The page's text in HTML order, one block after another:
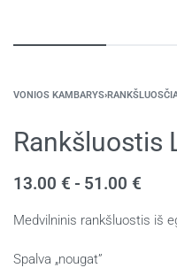
VONIOS KAMBARYS›
Rankšluostis
13.00 € 51.00 €
Medvilninis rankšluostis iš
Spalva „nougat”